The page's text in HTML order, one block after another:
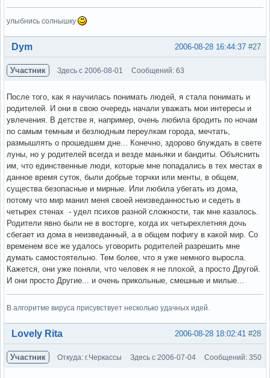
улыбнись солнышку
Вне форума #27
2006-08-28 16:44:37
Dym
Участник Здесь с 2006-08-01 Сообщений: 63
После того, как я научилась понимать людей, я стала понимать и
родителей. И они в свою очередь начали уважать мои интересы и
увлечения. В детстве я, например, очень любила бродить по ночам
по самым темным и безлюдным переулкам города, мечтать,
размышлять о прошедшем дне... Конечно, здорово блуждать в свете
луны, но у родителей всегда и везде маньяки и бандиты. Объяснить
им, что единственные люди, которые мне попадались в тех местах в
данное время суток, были добрые торчки или менты, в общем,
существа безопасные и мирные. Или любила убегать из дома,
потому что мир манил меня своей неизведанностью и седеть в
четырех стенах - удел психов разной сложности, так мне казалось.
Родители явно были не в восторге, когда их четырехлетняя дочь
сбегает из дома в неизведанный, а в общем пофигу в какой мир. Со
временем все же удалось уговорить родителей разрешить мне
думать самостоятельно. Тем более, что я уже немного выросла.
Кажется, они уже поняли, что человек я не плохой, а просто Другой.
И они просто Другие... и очень прикольные, смешные и милые...
В алгоритме вируса присувствует несколько удачных идей.
Вне форума #28
2006-08-28 18:02:41
Lovely Rita
Участник Откуда: г.Черкассы Здесь с 2006-07-04 Сообщений: 350